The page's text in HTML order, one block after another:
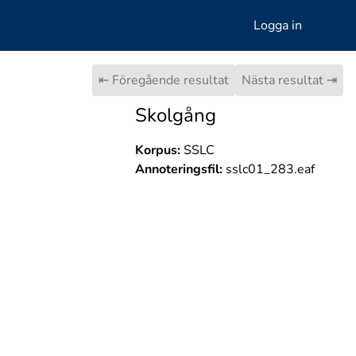
Logga in
⇤ Föregående resultat Nästa resultat ⇥
Skolgång
Korpus:SSLC
Annoteringsfil:sslc01_283.eaf